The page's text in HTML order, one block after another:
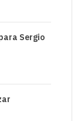
Sergio